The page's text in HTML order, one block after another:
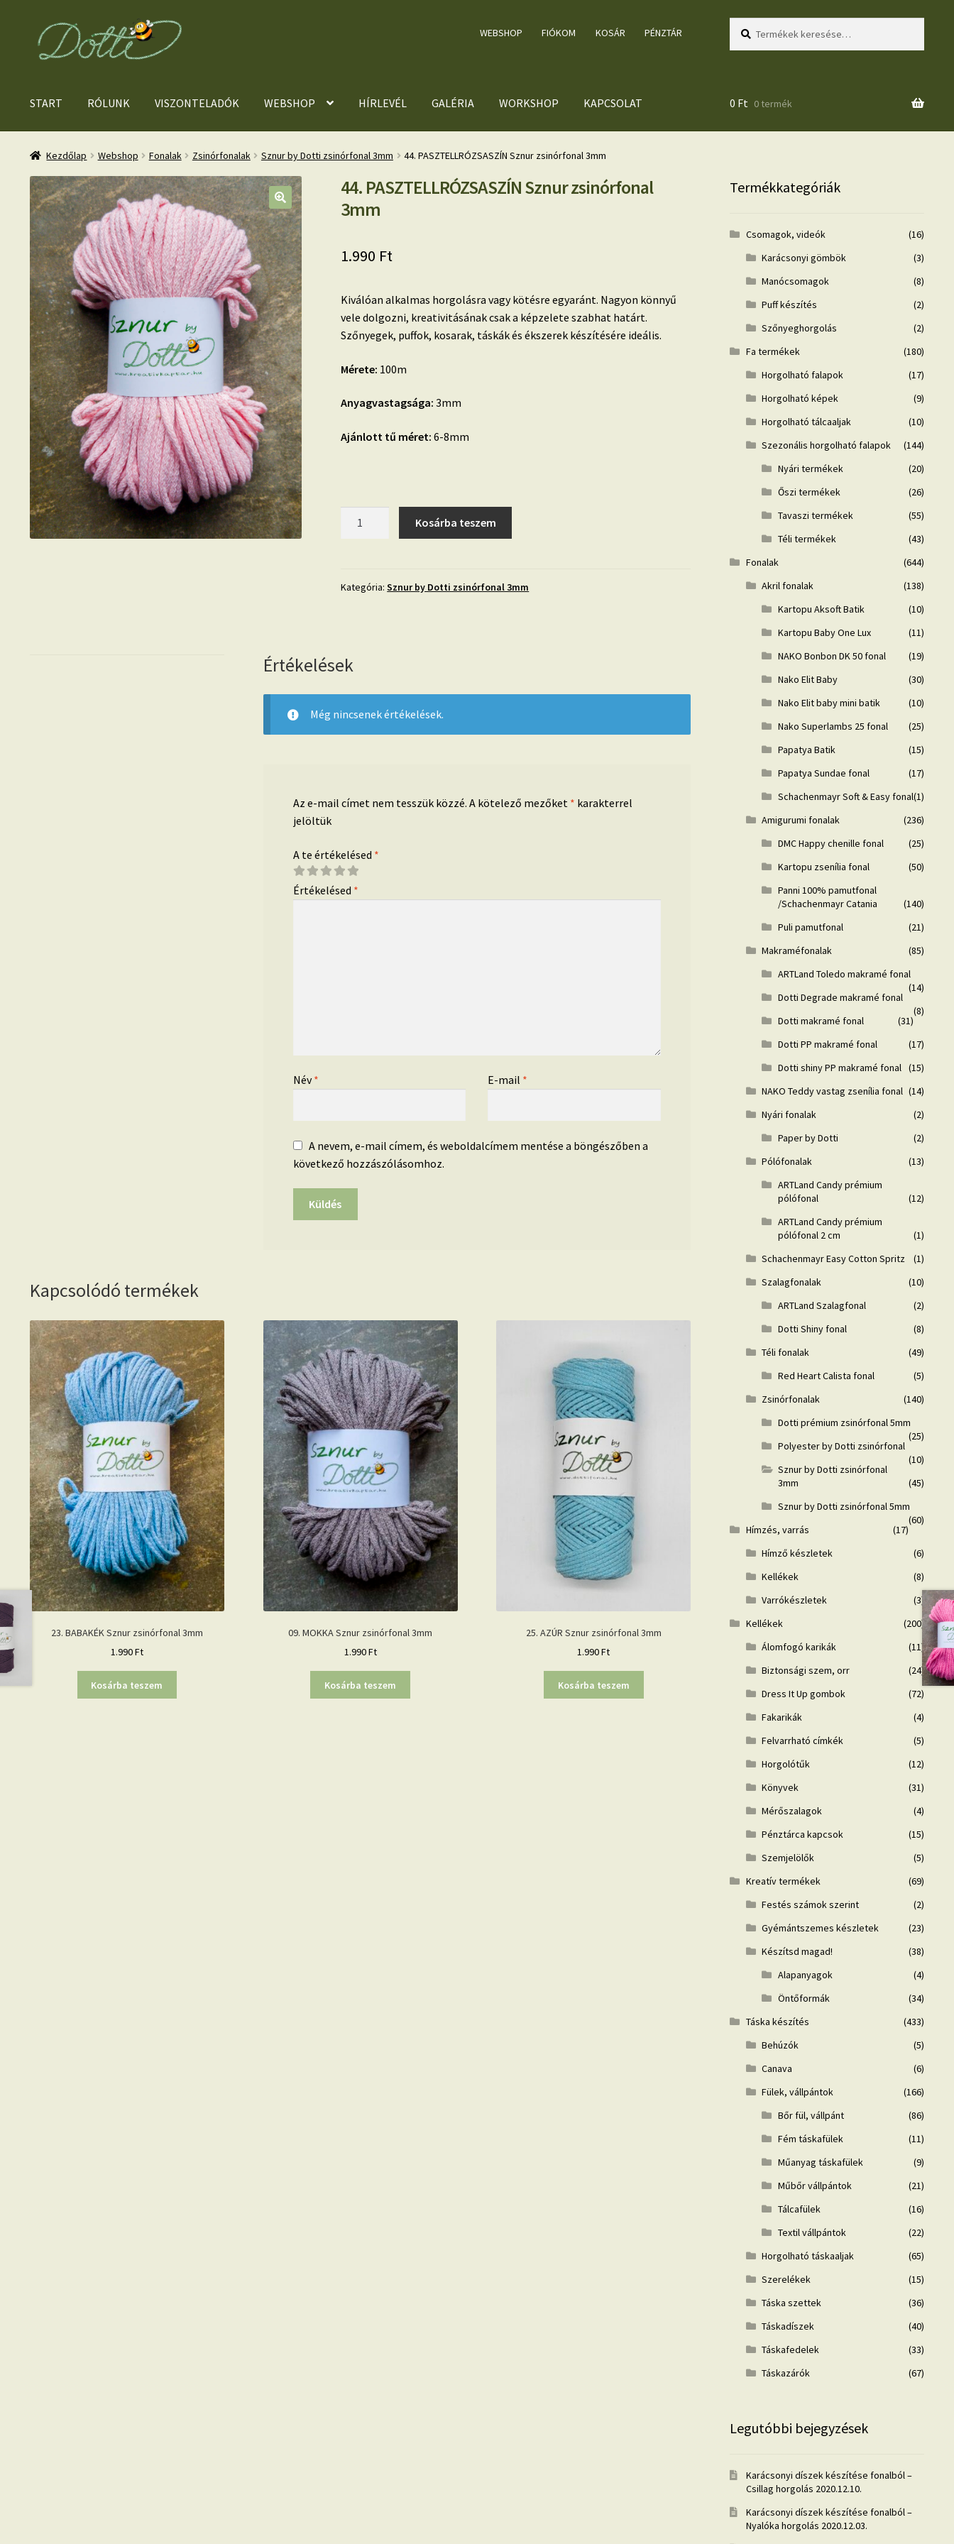
Ugrás
navigációhoz
Kilépés
tartalomba
WEBSHOP FIÓKOM KOSÁR PÉNZTÁR
START RÓLUNK VISZONTELADÓK WEBSHOP HÍRLEVÉL GALÉRIA WORKSHOP KAPCSOLAT 0 Ft 0 termék
Kezdőlap Webshop Fonalak Zsinórfonalak Sznur by Dotti zsinórfonal 3mm 44. PASZTELLRÓZSASZÍN Sznur zsinórfonal 3mm
44. PASZTELLRÓZSASZÍN Sznur zsinórfonal
3mm
1.990 Ft
Kiválóan alkalmas horgolásra vagy kötésre egyaránt. Nagyon könnyű
vele dolgozni, kreativitásának csak a képzelete szabhat határt.
Szőnyegek, puffok, kosarak, táskák és ékszerek készítésére ideális.
Mérete: 100m
Anyagvastagsága: 3mm
Ajánlott tű méret: 6-8mm
3mm
Kosárba teszem
Kategória:Sznur by Dotti zsinórfonal 3mm
Értékelések
Még nincsenek értékelések.
Az e-mail címet nem tesszük közzé. A kötelező mezőket * karakterrel
jelöltük
A te értékelésed *
Értékelésed *
Név* E-mail *
A nevem, e-mail címem, és weboldalcímem mentése a böngészőben a
következő hozzászólásomhoz.
Kapcsolódó termékek
23. BABAKÉK Sznur zsinórfonal 3mm
1.990Ft
Kosárba teszem
09. MOKKA Sznur zsinórfonal 3mm
1.990Ft
Kosárba teszem
25. AZÚR Sznur zsinórfonal 3mm
1.990Ft
Kosárba teszem
Termékkategóriák
Csomagok, videók
(16)
Karácsonyi gömbök
(3)
Manócsomagok
(8)
Puff készítés
(2)
Szőnyeghorgolás
(2)
Fa termékek
(180)
Horgolható falapok
(17)
Horgolható képek
(9)
Horgolható tálcaaljak
(10)
Szezonális horgolható falapok
(144)
Nyári termékek
(20)
Őszi termékek
(26)
Tavaszi termékek
(55)
Téli termékek
(43)
Fonalak
(644)
Akril fonalak
(138)
Kartopu Aksoft Batik
(10)
Kartopu Baby One Lux
(11)
NAKO Bonbon DK 50 fonal
(19)
Nako Elit Baby
(30)
Nako Elit baby mini batik
(10)
Nako Superlambs 25 fonal
(25)
Papatya Batik
(15)
Papatya Sundae fonal
(17)
Schachenmayr Soft & Easy fonal(1)
Amigurumi fonalak
(236)
DMC Happy chenille fonal
(25)
Kartopu zsenília fonal
(50)
Panni 100% pamutfonal
/Schachenmayr Catania
(140)
Puli pamutfonal
(21)
Makraméfonalak
(85)
ARTLand Toledo makramé fonal
(14)
Dotti Degrade makramé fonal
(8)
Dotti makramé fonal
(31)
Dotti PP makramé fonal
(17)
Dotti shiny PP makramé fonal (15)
NAKO Teddy vastag zsenília fonal (14)
Nyári fonalak
(2)
Paper by Dotti
(2)
Pólófonalak
(13)
ARTLand Candy prémium
pólófonal
(12)
ARTLand Candy prémium
pólófonal 2 cm
(1)
Schachenmayr Easy Cotton Spritz
(1)
Szalagfonalak
(10)
ARTLand Szalagfonal
(2)
Dotti Shiny fonal
(8)
Téli fonalak
(49)
Red Heart Calista fonal
(5)
Zsinórfonalak
(140)
Dotti prémium zsinórfonal 5mm
(25)
Polyester by Dotti zsinórfonal
(10)
Sznur by Dotti zsinórfonal
3mm
(45)
Sznur by Dotti zsinórfonal 5mm
(60)
Hímzés, varrás
(17)
Hímző készletek
(6)
Kellékek
(8)
Varrókészletek
(3)
Kellékek
(200)
Álomfogó karikák
(11)
Biztonsági szem, orr
(24)
Dress It Up gombok
(72)
Fakarikák
(4)
Felvarrható címkék
(5)
Horgolótűk
(12)
Könyvek
(31)
Mérőszalagok
(4)
Pénztárca kapcsok
(15)
Szemjelölők
(5)
Kreatív termékek
(69)
Festés számok szerint
(2)
Gyémántszemes készletek
(23)
Készítsd magad!
(38)
Alapanyagok
(4)
Öntőformák
(34)
Táska készítés
(433)
Behúzók
(5)
Canava
(6)
Fülek, vállpántok
(166)
Bőr fül, vállpánt
(86)
Fém táskafülek
(11)
Műanyag táskafülek
(9)
Műbőr vállpántok
(21)
Tálcafülek
(16)
Textil vállpántok
(22)
Horgolható táskaaljak
(65)
Szerelékek
(15)
Táska szettek
(36)
Táskadíszek
(40)
Táskafedelek
(33)
Táskazárók
(67)
Legutóbbi bejegyzések
Karácsonyi díszek készítése fonalból –
Csillag horgolás 2020.12.10.
Karácsonyi díszek készítése fonalból –
Nyalóka horgolás 2020.12.03.